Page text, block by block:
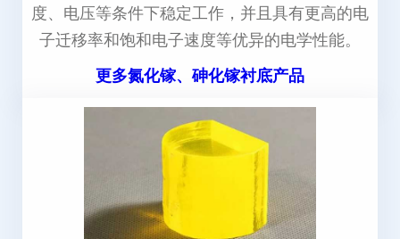
度、电压等条件下稳定工作，并且具有更高的电
子迁移率和饱和电子速度等优异的电学性能。
更多氮化镓、砷化镓衬底产品